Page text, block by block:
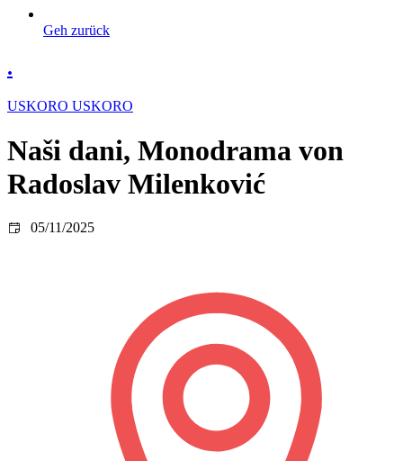
Geh zurück
.
USKORO USKORO
Naši dani, Monodrama von
Radoslav Milenković
05/11/2025